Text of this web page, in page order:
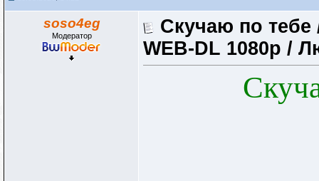
soso4eg
Модератор
Скучаю по тебе
WEB-DL 1080p /